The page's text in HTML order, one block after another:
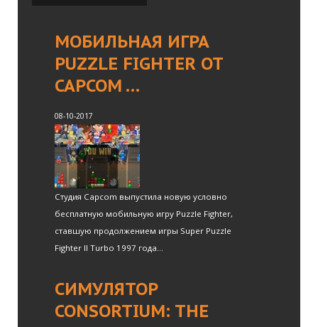
МОБИЛЬНАЯ ИГРА
PUZZLE FIGHTER ОТ
CAPCOM …
08-10-2017
Студия Capcom выпустила новую условно
бесплатную мобильную игру Puzzle Fighter,
ставшую продолжением игры Super Puzzle
Fighter II Turbo 1997 года...
СИМУЛЯТОР
CONSORTIUM: THE